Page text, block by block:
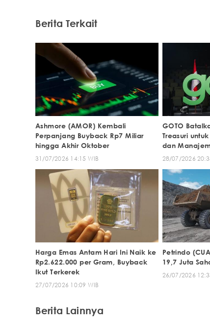
Berita Terkait
Ashmore (AMOR) Kembali
Perpanjang Buyback Rp7 Miliar
hingga Akhir Oktober
31/07/2026 14:15 WIB
GOTO
Treasuri
dan
28/07/2026
Harga Emas Antam Hari Ini Naik ke
Rp2.622.000 per Gram, Buyback
Ikut Terkerek
27/07/2026 10:09 WIB
Petrindo
19,7 Juta
26/07/2026
Berita Lainnya